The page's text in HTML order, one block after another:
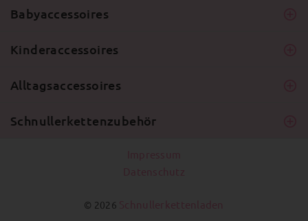
Babyaccessoires
Kinderaccessoires
Alltagsaccessoires
Schnullerkettenzubehör
© 2026